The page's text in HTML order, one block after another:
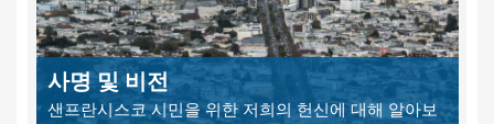
사명 및 비전
샌프란시스코 시민을 위한 저희의 헌신에 대해 알아보